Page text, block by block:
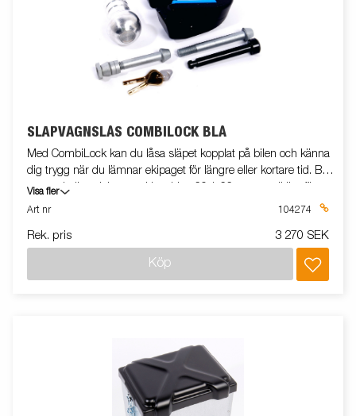
SLÄPVAGNSLÅS COMBILOCK BLÅ
Med CombiLock kan du låsa släpet kopplat på bilen och känna
dig trygg när du lämnar ekipaget för längre eller kortare tid. Blå
passar kulhandskar med bredden 60,1-66 mm, godkänt för
kulkoppling ALBE Gjuten ALBE B50-X (ej 7.7), ALBE EM 150
X S150, WINTERHOFF WW 13 / 14, WINTERHOFF WW 200
Visa fler
Art nr
104274
Rek. pris 3 270 SEK
Köp